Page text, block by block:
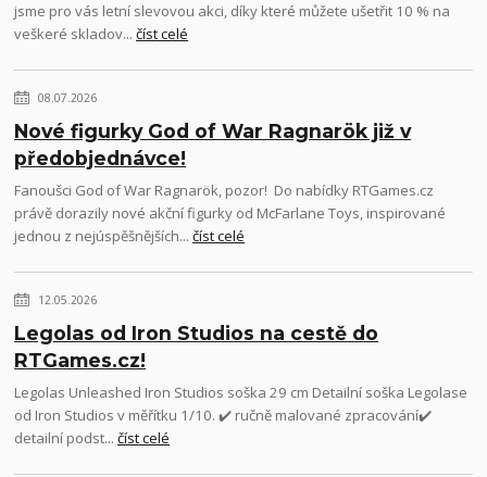
jsme pro vás letní slevovou akci, díky které můžete ušetřit 10 % na
veškeré skladov...číst celé
08.07.2026
Nové figurky God of War Ragnarök již v
předobjednávce!
Fanoušci God of War Ragnarök, pozor! Do nabídky RTGames.cz
právě dorazily nové akční figurky od McFarlane Toys, inspirované
jednou z nejúspěšnějších...číst celé
12.05.2026
Legolas od Iron Studios na cestě do
RTGames.cz!
Legolas Unleashed Iron Studios soška 29 cm Detailní soška Legolase
od Iron Studios v měřítku 1/10. ✔️ ručně malované zpracování✔️
detailní podst...číst celé